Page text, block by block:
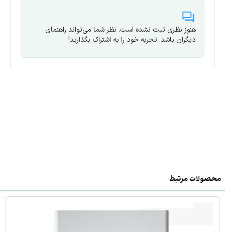
حداکثر ولتاژ تخلیه
حداکثر جریان شارژ/
تخلیه
هنوز نظری ثبت نشده است. نظر شما می‌تواند راهنمای
دیگران باشد. تجربه خود را به اشتراک بگذارید!
محصولات مرتبط